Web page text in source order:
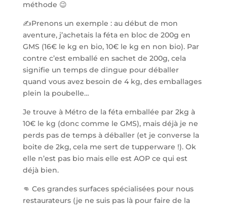
méthode 😉
✍Prenons un exemple : au début de mon
aventure, j’achetais la féta en bloc de 200g en
GMS (16€ le kg en bio, 10€ le kg en non bio). Par
contre c’est emballé en sachet de 200g, cela
signifie un temps de dingue pour déballer
quand vous avez besoin de 4 kg, des emballages
plein la poubelle…
Je trouve à Métro de la féta emballée par 2kg à
10€ le kg (donc comme le GMS), mais déjà je ne
perds pas de temps à déballer (et je converse la
boite de 2kg, cela me sert de tupperware !). Ok
elle n’est pas bio mais elle est AOP ce qui est
déjà bien.
👊 Ces grandes surfaces spécialisées pour nous
restaurateurs (je ne suis pas là pour faire de la